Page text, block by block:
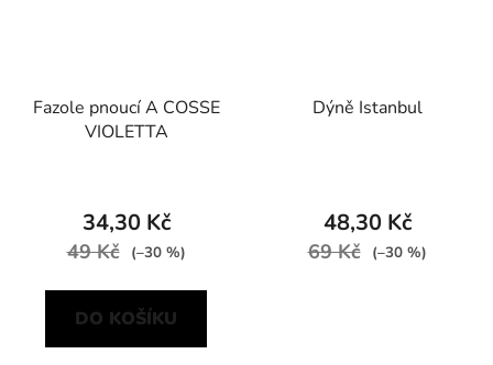
Fazole pnoucí A COSSE
VIOLETTA
34,30 Kč
49 Kč (–30 %)
DO KOŠÍKU
Dýně Istanbul
48,30 Kč
69 Kč (–30 %)